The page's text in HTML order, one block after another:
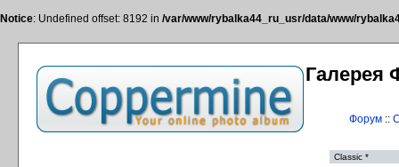
Notice: Undefined offset: 8192 in /var/www/rybalka44_ru_usr/data/www/
Галерея
Форум::